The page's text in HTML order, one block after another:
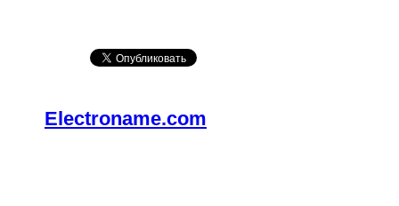
Electroname.com